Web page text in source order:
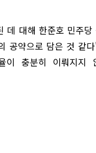
데 대해 한준호 민주
공약으로 담은 것 같
이 충분히 이뤄지지